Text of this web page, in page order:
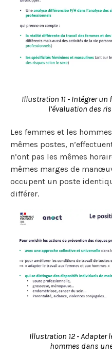
Illustration 11 - Intégrer
l’évaluation des
Les femmes et les
mêmes postes,
n’ont pas les mêmes
mêmes marges de
occupent un poste
différer.
Illustration 12 - Adapter
hommes dans